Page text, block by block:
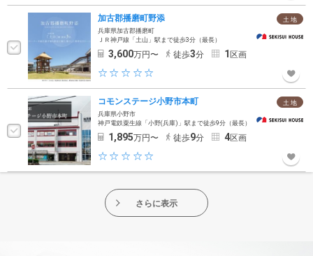
土 地
加古郡播磨町野添
兵庫県加古郡播磨町
ＪＲ神戸線「土山」駅まで徒歩3分（最長）
3,600万円〜 徒歩3分 1 区画
土 地
コモンステージ小野市本町
兵庫県小野市
神戸電鉄粟生線「小野(兵庫)」駅まで徒歩9分（最長）
1,895万円〜 徒歩9分 4区画
さらに表示